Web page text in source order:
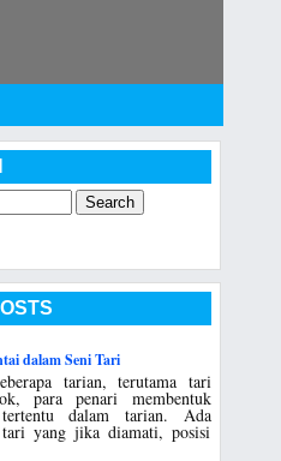
dalam Seni Tari
tarian, terutama tari
para penari membentuk
dalam tarian. Ada
tari yang jika diamati, posisi